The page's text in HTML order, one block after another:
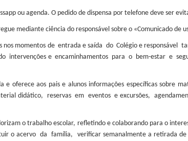
ou agenda. O pedido de dispensa por telefone deve ser
mediante ciência do responsável sobre o «Comunicado de
nos momentos de entrada e saída do Colégio e responsável
intervenções e encaminhamentos para o bem-estar e
e oferece aos pais e alunos informações específicas sobre
didático, reservas em eventos e excursões,
o trabalho escolar, refletindo e colaborando para o
o acervo da família, verificar semanalmente a retirada de